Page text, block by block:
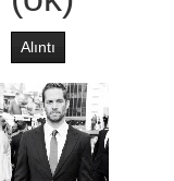
Alıntı